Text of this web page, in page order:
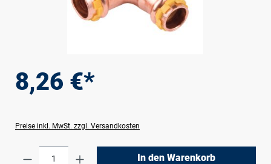
8,26 €*
Preise inkl. MwSt. zzgl. Versandkosten
Produkt Anzahl: Gib den gewünschten
In den Warenkorb